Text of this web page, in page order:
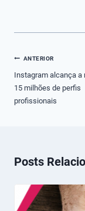
Navegação
de
Post
ANTERIOR
Instagram alcança a
15 milhões de perfis
profissionais
Posts